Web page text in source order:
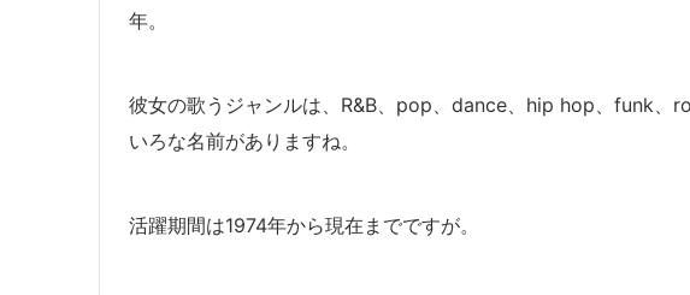
年。
彼女の歌うジャンルは、R&B、pop、dance、hip hop、funk、
いろな名前がありますね。
活躍期間は1974年から現在までですが。